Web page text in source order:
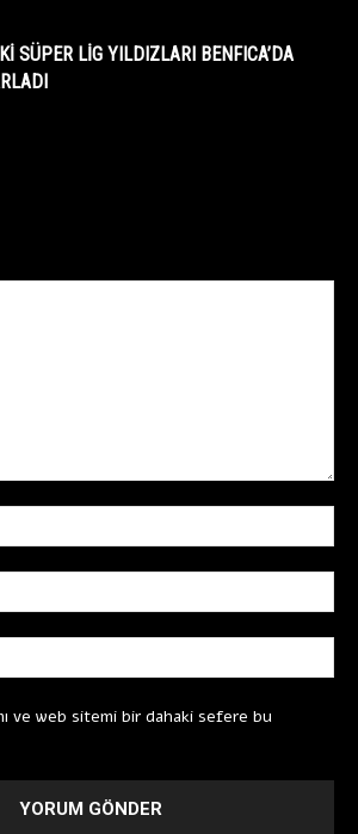
SÜPER LİG YILDIZLARI BENFICA’DA
ve web sitemi bir dahaki sefere bu